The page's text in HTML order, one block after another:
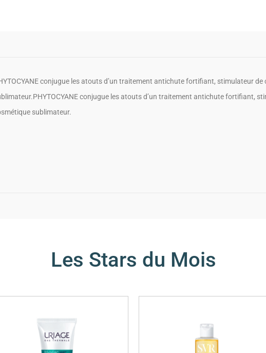
conjugue les atouts d’un traitement antichute fortifiant, stimulateur
conjugue les atouts d’un traitement antichute fortifiant,
sublimateur.
Les Stars du Mois